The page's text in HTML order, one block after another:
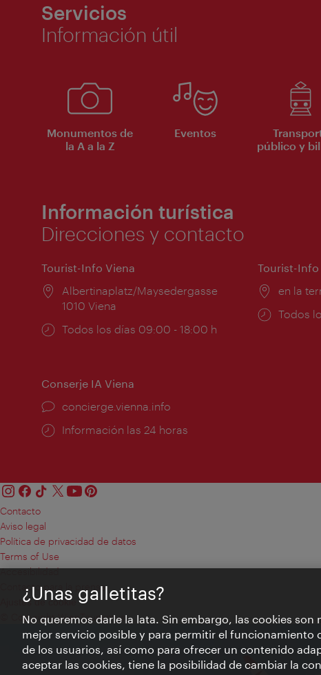
Servicios
Información útil
Monumentos de
la A a la Z
Eventos
público y
Información turística
Direcciones y contacto
Tourist-Info Viena
Lugar:
Albertinaplatz/Maysedergasse
1010 Viena
Horarios
Todos los días 09:00 - 18:00 h
Tourist-Info
Lugar:
en la
Todos
Conserje IA Viena
concierge.vienna.info
Información las 24 horas
Contacto
Aviso legal
Política de privacidad de datos
Terms of Use
Accesibilidad
Contacto para la prensa
Ajustes de cookie
© Copyright WienTourismus
¿Unas galletitas?
No queremos darle la lata. Sin embargo, las cookies
mejor servicio posible y para permitir el funcionamiento
de los usuarios, así como para ofrecer un contenido
aceptar las cookies, tiene la posibilidad de cambiar la